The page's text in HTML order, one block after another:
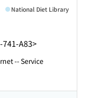
741-A83>
National Diet Library
-- Service